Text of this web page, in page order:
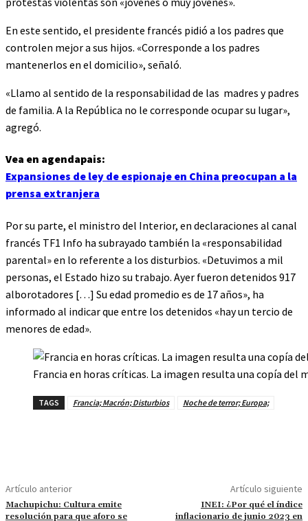
En este sentido, el presidente francés pidió a los padres que
controlen mejor a sus hijos. «Corresponde a los padres
mantenerlos en el domicilio», señaló.
«Llamo al sentido de la responsabilidad de las madres y padres
de familia. A la República no le corresponde ocupar su lugar»,
agregó.
Vea en agendapais:
Expansiones de ley de espionaje en China preocupan a la
prensa extranjera
Por su parte, el ministro del Interior, en declaraciones al canal
francés TF1 Info ha subrayado también la «responsabilidad
parental» en lo referente a los disturbios. «Detuvimos a mil
personas, el Estado hizo su trabajo. Ayer fueron detenidos 917
alborotadores […] Su edad promedio es de 17 años», ha
informado al indicar que entre los detenidos «hay un tercio de
menores de edad».
Francia en horas críticas. La imagen resulta una copía
TAGS Francia; Macrón; Disturbios Noche de terror; Europa;
Artículo anterior
Machupichu: Cultura emite
resolución para que aforo se
Artículo siguiente
INEI: ¿Por qué el índice
inflacionario de junio 2023 en